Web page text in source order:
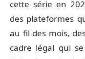
cette série en
des plateformes
au fil des mois,
cadre légal qui